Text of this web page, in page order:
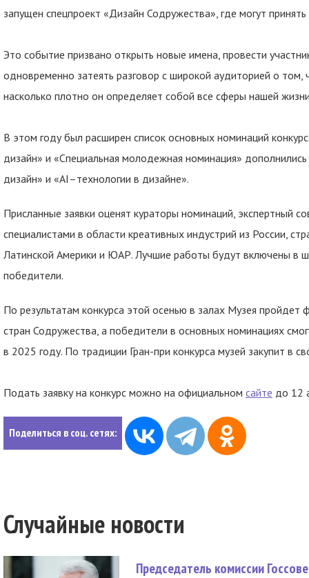
запущен спецпроект «Дизайн Содружества», где могут
Это событие призвано открыть новые имена, провести
одновременно затеять разговор с широкой аудиторией о том,
насколько плотно он определяет собой все сферы нашей
В этом году был расширен список основных номинаций
дизайн» и «Специальная молодежная номинация»
дизайн» и «AI–технологии в дизайне».
Присланные заявки оценят кураторы номинаций, экспертный
специалистами в области креативных индустрий из России,
Латинской Америки и ЮАР. Лучшие работы будут включены в
победители.
По результатам конкурса этой осенью в залах Музея пройдет
стран Содружества, а победители в основных номинациях
в 2025 году. По традиции Гран-при конкурса музей закупит в
Подать заявку на конкурс можно на официальном сайте до 12
Поделиться в соц. сетях:
Случайные новости
Председатель комиссии